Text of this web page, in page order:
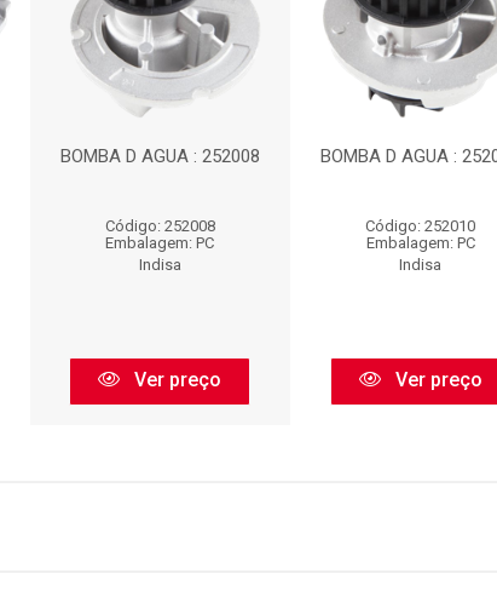
BOMBA D AGUA : 252008
Código: 252008
Embalagem: PC
Indisa
Ver preço
BOMBA D AGUA :
Código: 252010
Embalagem: PC
Indisa
Ver preço